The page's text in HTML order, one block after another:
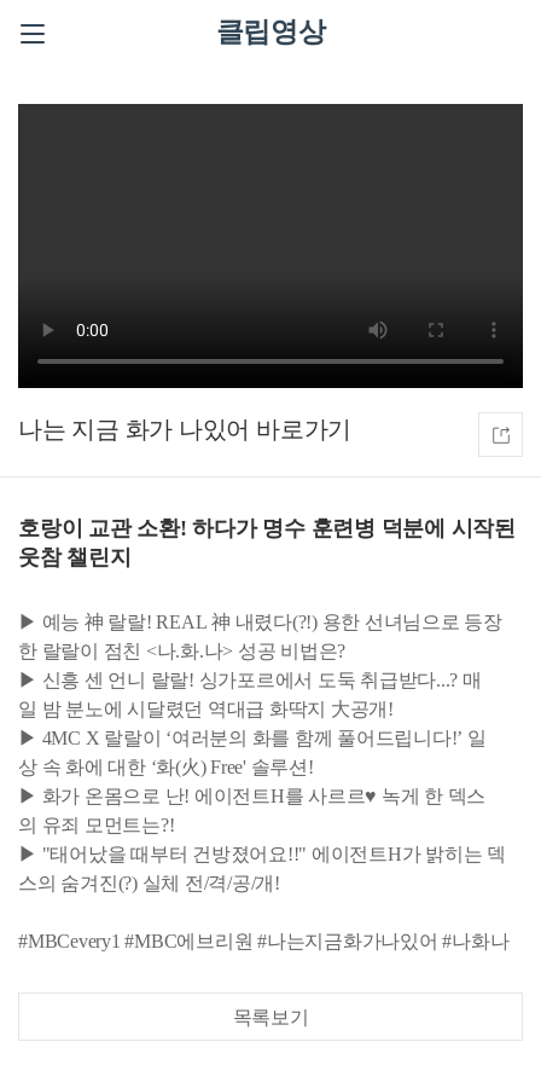
클립영상
나는 지금 화가 나있어
호랑이 교관 소환! 하다가 명수 훈련병 덕분에 시작된
웃참 챌린지
▶ 예능 神 랄랄! REAL 神 내렸다(?!) 용한 선녀님으로 등장
한 랄랄이 점친 <나.화.나> 성공 비법은?
▶ 신흥 센 언니 랄랄! 싱가포르에서 도둑 취급받다...? 매
일 밤 분노에 시달렸던 역대급 화딱지 大공개!
▶ 4MC X 랄랄이 ‘여러분의 화를 함께 풀어드립니다!’ 일
상 속 화에 대한 ‘화(火) Free' 솔루션!
▶ 화가 온몸으로 난! 에이전트H를 사르르♥ 녹게 한 덱스
의 유죄 모먼트는?!
▶ "태어났을 때부터 건방졌어요!!" 에이전트H가 밝히는 덱
스의 숨겨진(?) 실체 전/격/공/개!
#MBCevery1 #MBC에브리원 #나는지금화가나있어 #나화나
목록보기